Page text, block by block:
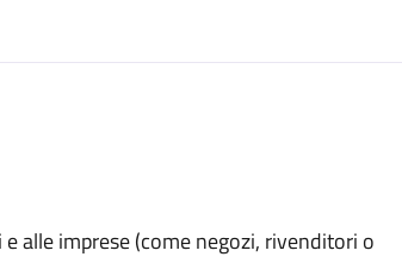
alle imprese (come negozi, rivenditori o